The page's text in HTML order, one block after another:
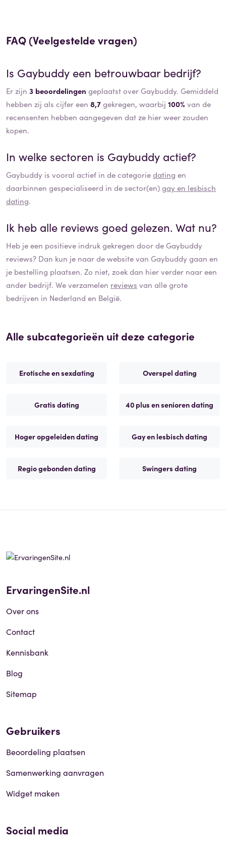
FAQ (Veelgestelde vragen)
Is Gaybuddy een betrouwbaar bedrijf?
Er zijn 3 beoordelingen geplaatst over Gaybuddy. Gemiddeld
hebben zij als cijfer een 8,7gekregen, waarbij 100% van de
recensenten hebben aangegeven dat ze hier weer zouden
kopen.
In welke sectoren is Gaybuddy actief?
Gaybuddy is vooral actief in de categoriedating en
daarbinnen gespecialiseerd in de sector(en)gay en lesbisch
dating.
Ik heb alle reviews goed gelezen. Wat nu?
Heb je een positieve indruk gekregen door deGaybuddy
reviews? Dan kun je naar de website van Gaybuddy gaan en
je bestelling plaatsen. Zo niet, zoek dan hier verder naar een
ander bedrijf. We verzamelen reviews van alle grote
bedrijven in Nederland en België.
Alle subcategorieën uit deze categorie
Erotische en sexdating Overspel dating
Gratis dating 40 plus en senioren dating
Hoger opgeleiden dating Gay en lesbisch dating
Regio gebonden dating Swingers dating
ErvaringenSite.nl
Over ons
Contact
Kennisbank
Blog
Sitemap
Gebruikers
Beoordeling plaatsen
Samenwerking aanvragen
Widget maken
Social media